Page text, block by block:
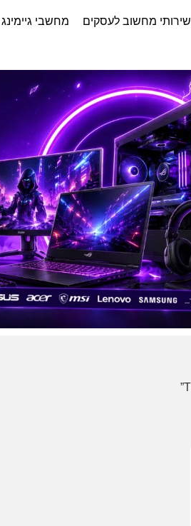
שירותי מחשוב לעסקים מחשבי גיימינג